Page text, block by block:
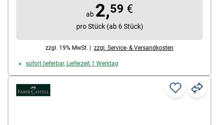
ab 2,59 €
pro Stück (ab 6 Stück)
zzgl. 19% MwSt. | zzgl. Service- & Versandkosten
sofort lieferbar, Lieferzeit 1 Werktag